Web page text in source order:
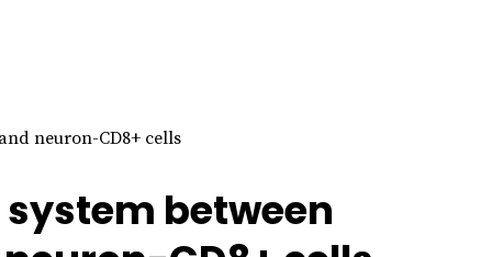
neuron-CD8+ cells
between